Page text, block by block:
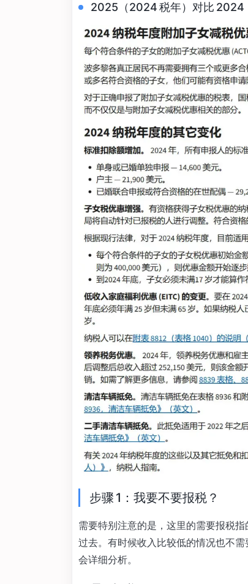
2025（2024 税年）对比 2024
步骤 1：我要不要报税？
需要特别注意的是，这里的需要报税
过去。有时候收入比较低的情况也不
会详细分析。